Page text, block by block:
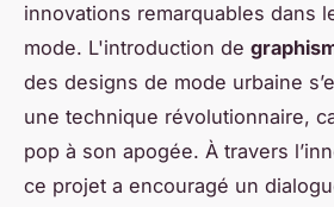
innovations remarquables dans
mode. L'introduction de
des designs de mode urbaine
une technique révolutionnaire,
pop à son apogée. À travers
ce projet a encouragé un